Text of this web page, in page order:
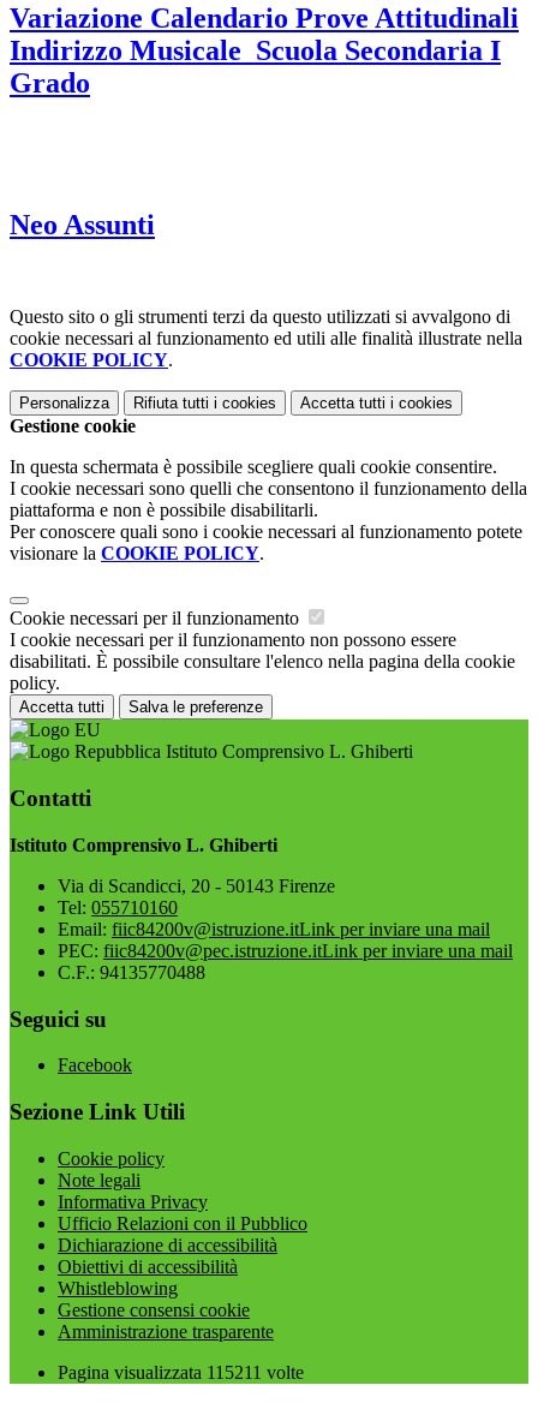
Variazione Calendario Prove Attitudinali
Indirizzo Musicale_Scuola Secondaria I
Grado
Neo Assunti
Questo sito o gli strumenti terzi da questo utilizzati si avvalgono di
cookie necessari al funzionamento ed utili alle finalità illustrate nella
COOKIE POLICY.
Personalizza Rifiuta tutti i cookies Accetta tutti i cookies
Gestione cookie
In questa schermata è possibile scegliere quali cookie consentire.
I cookie necessari sono quelli che consentono il funzionamento della
piattaforma e non è possibile disabilitarli.
Per conoscere quali sono i cookie necessari al funzionamento potete
visionare la COOKIE POLICY.
Cookie necessari per il funzionamento
I cookie necessari per il funzionamento non possono essere
disabilitati. È possibile consultare l'elenco nella pagina della cookie
policy.
Accetta tutti Salva le preferenze
Istituto Comprensivo L. Ghiberti
Contatti
Istituto Comprensivo L. Ghiberti
Via di Scandicci, 20 - 50143 Firenze
Tel: 055710160
Email: fiic84200v@istruzione.itLink per inviare una mail
PEC: fiic84200v@pec.istruzione.itLink per inviare una mail
C.F.: 94135770488
Seguici su
Facebook
Sezione Link Utili
Cookie policy
Note legali
Informativa Privacy
Ufficio Relazioni con il Pubblico
Dichiarazione di accessibilità
Obiettivi di accessibilità
Whistleblowing
Gestione consensi cookie
Amministrazione trasparente
Pagina visualizzata 115211 volte